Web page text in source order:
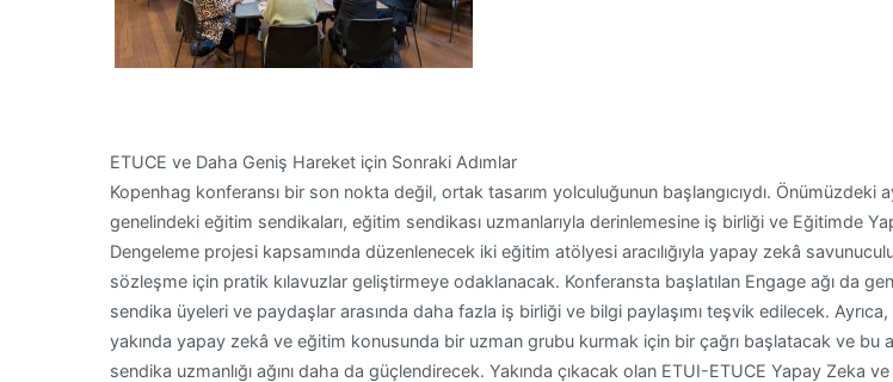
ETUCE ve Daha Geniş Hareket için Sonraki Adımlar
Kopenhag konferansı bir son nokta değil, ortak tasarım yolculuğunun başlangıcıydı. Önümüzdeki
genelindeki eğitim sendikaları, eğitim sendikası uzmanlarıyla derinlemesine iş birliği ve Eğitimde
Dengeleme projesi kapsamında düzenlenecek iki eğitim atölyesi aracılığıyla yapay zekâ
sözleşme için pratik kılavuzlar geliştirmeye odaklanacak. Konferansta başlatılan Engage ağı da
sendika üyeleri ve paydaşlar arasında daha fazla iş birliği ve bilgi paylaşımı teşvik edilecek. Ayrıca,
yakında yapay zekâ ve eğitim konusunda bir uzman grubu kurmak için bir çağrı başlatacak ve bu
sendika uzmanlığı ağını daha da güçlendirecek. Yakında çıkacak olan ETUI-ETUCE Yapay Zeka ve